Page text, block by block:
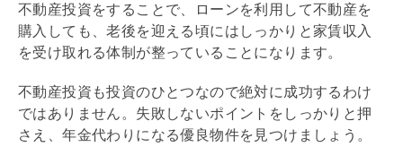
不動産投資をすることで、ローンを利用して不動産を
購入しても、老後を迎える頃にはしっかりと家賃収入
を受け取れる体制が整っていることになります。
不動産投資も投資のひとつなので絶対に成功するわけ
ではありません。失敗しないポイントをしっかりと押
さえ、年金代わりになる優良物件を見つけましょう。